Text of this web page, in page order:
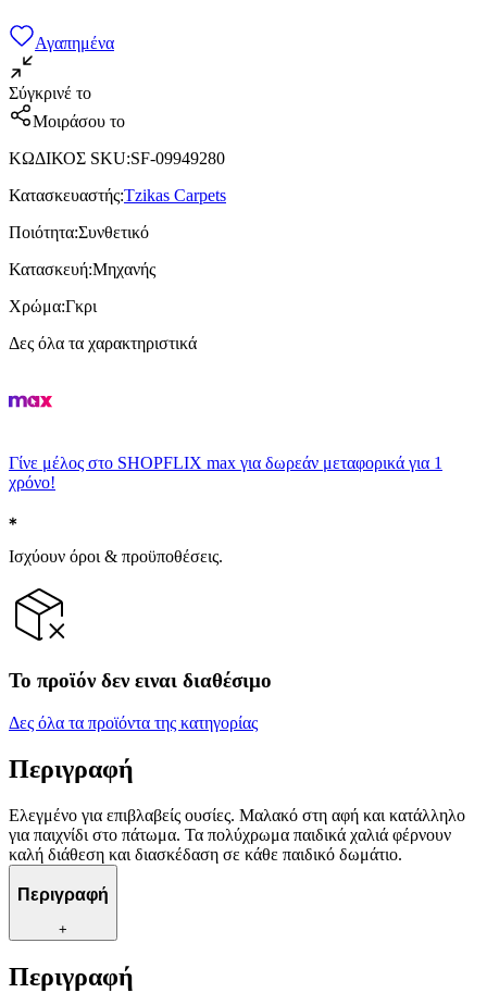
Αγαπημένα
Σύγκρινέ το
Μοιράσου το
ΚΩΔΙΚΟΣ SKU:SF-09949280
Κατασκευαστής:Tzikas Carpets
Ποιότητα:Συνθετικό
Κατασκευή:Μηχανής
Χρώμα:Γκρι
Δες όλα τα χαρακτηριστικά
Γίνε μέλος στο SHOPFLIX max για δωρεάν μεταφορικά για 1
χρόνο!
Ισχύουν όροι & προϋποθέσεις.
Το προϊόν δεν ειναι διαθέσιμο
Δες όλα τα προϊόντα της κατηγορίας
Περιγραφή
Ελεγμένο για επιβλαβείς ουσίες. Μαλακό στη αφή και κατάλληλο
για παιχνίδι στο πάτωμα. Τα πολύχρωμα παιδικά χαλιά φέρνουν
καλή διάθεση και διασκέδαση σε κάθε παιδικό δωμάτιο.
Περιγραφή
+
Περιγραφή